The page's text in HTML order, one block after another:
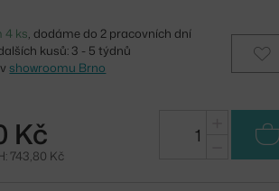
4 ks, dodáme do 2 pracovních dní
kusů: 3 - 5 týdnů
vshowroomu Brno
Kč
743,80 Kč